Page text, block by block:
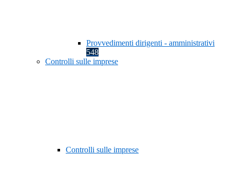
Provvedimenti dirigenti - amministrativi
548
Controlli sulle imprese
Controlli sulle imprese